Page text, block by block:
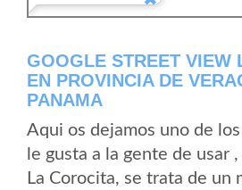
GOOGLE STREET VIEW
EN PROVINCIA DE
PANAMA
Aqui os dejamos uno de
le gusta a la gente de usar
La Corocita, se trata de un